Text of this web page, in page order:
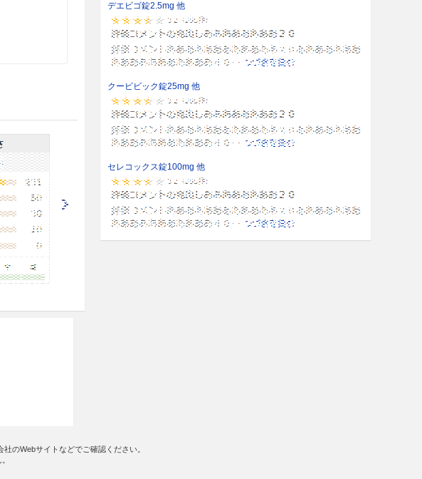
デエビゴ錠2.5mg 他
クービビック錠25mg 他
セレコックス錠100mg 他
のWebサイトなどでご確認ください。